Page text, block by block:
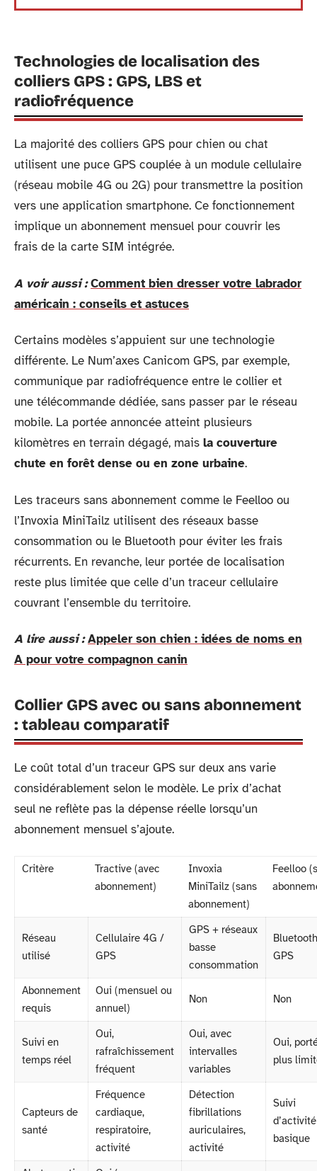
Technologies de localisation des
colliers GPS : GPS, LBS et
radiofréquence
La majorité des colliers GPS pour chien ou chat
utilisent une puce GPS couplée à un module cellulaire
(réseau mobile 4G ou 2G) pour transmettre la position
vers une application smartphone. Ce fonctionnement
implique un abonnement mensuel pour couvrir les
frais de la carte SIM intégrée.
A voir aussi : Comment bien dresser votre labrador
américain : conseils et astuces
Certains modèles s’appuient sur une technologie
différente. Le Num’axes Canicom GPS, par exemple,
communique par radiofréquence entre le collier et
une télécommande dédiée, sans passer par le réseau
mobile. La portée annoncée atteint plusieurs
kilomètres en terrain dégagé, mais la couverture
chute en forêt dense ou en zone urbaine.
Les traceurs sans abonnement comme le Feelloo ou
l’Invoxia MiniTailz utilisent des réseaux basse
consommation ou le Bluetooth pour éviter les frais
récurrents. En revanche, leur portée de localisation
reste plus limitée que celle d’un traceur cellulaire
couvrant l’ensemble du territoire.
A lire aussi : Appeler son chien : idées de noms en
A pour votre compagnon canin
Collier GPS avec ou sans abonnement
: tableau comparatif
Le coût total d’un traceur GPS sur deux ans varie
considérablement selon le modèle. Le prix d’achat
seul ne reflète pas la dépense réelle lorsqu’un
abonnement mensuel s’ajoute.
Critère
Tractive (avec
abonnement)
Invoxia
MiniTailz (sans
abonnement)
Feelloo
Réseau
utilisé
Cellulaire 4G /
GPS
GPS + réseaux
basse
consommation
GPS
Abonnement
requis
Oui (mensuel ou
annuel)
Non Non
Suivi en
temps réel
Oui,
rafraîchissement
fréquent
Oui, avec
intervalles
variables
Oui,
plus
Capteurs de
santé
Fréquence
cardiaque,
respiratoire,
activité
Détection
fibrillations
auriculaires,
activité
Suivi
d’activité
basique